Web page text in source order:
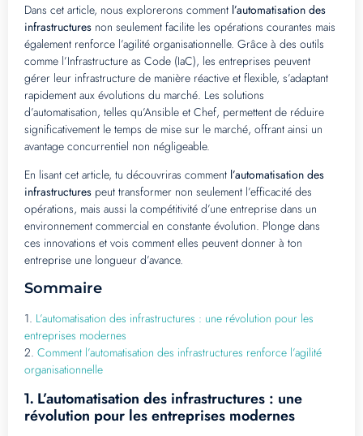
Dans cet article, nous explorerons comment l’automatisation des
infrastructures non seulement facilite les opérations courantes mais
également renforce l’agilité organisationnelle. Grâce à des outils
comme l’Infrastructure as Code (IaC), les entreprises peuvent
gérer leur infrastructure de manière réactive et flexible, s’adaptant
rapidement aux évolutions du marché. Les solutions
d’automatisation, telles qu’Ansible et Chef, permettent de réduire
significativement le temps de mise sur le marché, offrant ainsi un
avantage concurrentiel non négligeable.
En lisant cet article, tu découvriras comment l’automatisation des
infrastructures peut transformer non seulement l’efficacité des
opérations, mais aussi la compétitivité d’une entreprise dans un
environnement commercial en constante évolution. Plonge dans
ces innovations et vois comment elles peuvent donner à ton
entreprise une longueur d’avance.
Sommaire
1. L’automatisation des infrastructures : une révolution pour les
entreprises modernes
2. Comment l’automatisation des infrastructures renforce l’agilité
organisationnelle
1. L’automatisation des infrastructures : une
révolution pour les entreprises modernes